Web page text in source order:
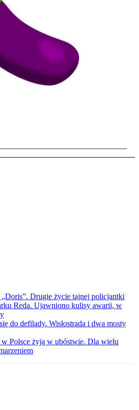
Drugie życie tajnej policjantki
Reda. Ujawniono kulisy awarii, w
do defilady. Wisłostrada i dwa mosty
Polsce żyją w ubóstwie. Dla wielu